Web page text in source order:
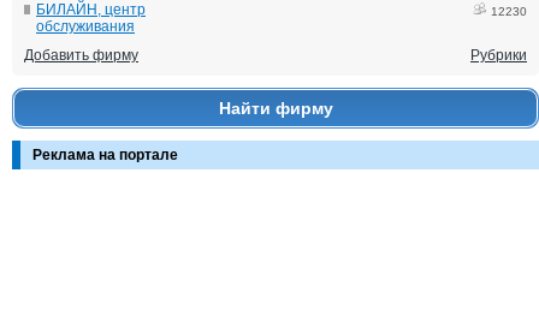
БИЛАЙН, центр
обслуживания
12230
Добавить фирму Рубрики
Найти фирму
Реклама на портале